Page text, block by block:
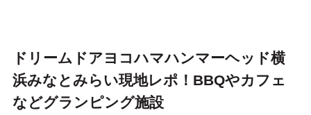
ドリームドアヨコハマハンマーヘッド横
浜みなとみらい現地レポ！BBQやカフェ
などグランピング施設